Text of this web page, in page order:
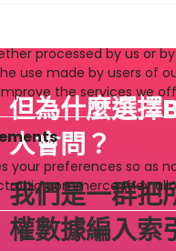
processed by us or
use made by users of
the services we
your preferences so as
commerce they
但為什麼選擇
人會問？
我們是一群把
權數據編入索